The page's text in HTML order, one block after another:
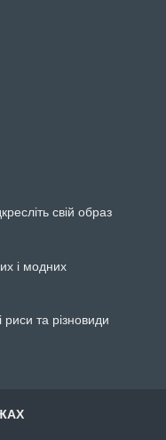
свій образ
і модних
риси та різновиди